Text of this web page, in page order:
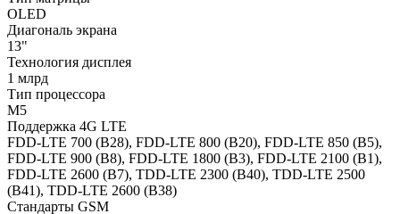
OLED
Диагональ экрана
13"
Технология дисплея
1 млрд
Тип процессора
M5
Поддержка 4G LTE
FDD-LTE 700 (B28), FDD-LTE 800 (B20), FDD-LTE 850 (B5),
FDD-LTE 900 (B8), FDD-LTE 1800 (B3), FDD-LTE 2100 (B1),
FDD-LTE 2600 (B7), TDD-LTE 2300 (B40), TDD-LTE 2500
(B41), TDD-LTE 2600 (B38)
Стандарты GSM